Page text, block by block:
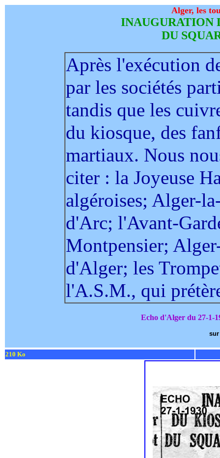
Alger, les
INAUGURATION
DU
Après l'exécution
par les sociétés
tandis que les
du kiosque, des
martiaux. Nous
citer : la Joyeuse
algéroises; Alger-
d'Arc; l'Avant-
Montpensier;
d'Alger; les
l'A.S.M., qui
Echo d'Alger du 27-1-
sur
210 Ko